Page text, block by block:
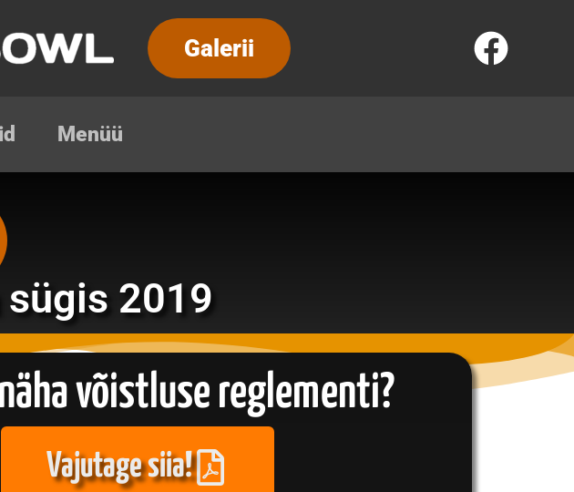
Galerii
Menüü
2019
võistluse reglementi?
Vajutage siia!